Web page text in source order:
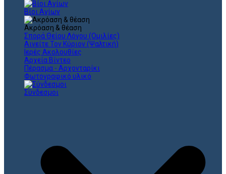
Βίοι Αγίων
Ακρόαση & θέαση
Σπορά Θείου Λόγου (Ομιλίες)
Αινείτε Τον Κύριον (Ψαλτική)
Ιερές Ακολουθίες
Αρχεία Βίντεο
Πέρασμα - Αρχονταρίκι
Φωτογραφικό υλικό
Σύνδεσμοι